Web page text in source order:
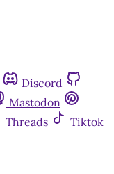
Discord
Mastodon
Threads
Tiktok